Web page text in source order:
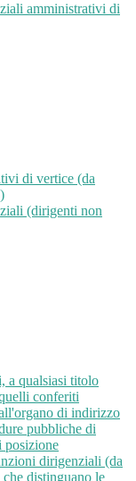
amministrativi di
di vertice (da
(dirigenti non
a qualsiasi titolo
conferiti
di indirizzo
pubbliche di
posizione
dirigenziali (da
distinguano le